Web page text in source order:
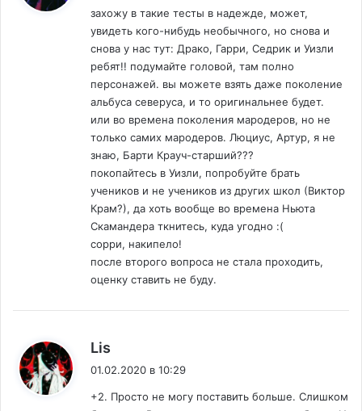
захожу в такие тесты в надежде, может,
увидеть кого-нибудь необычного, но снова и
снова у нас тут: Драко, Гарри, Седрик и Уизли
ребят!! подумайте головой, там полно
персонажей. вы можете взять даже поколение
альбуса северуса, и то оригинальнее будет.
или во времена поколения мародеров, но не
только самих мародеров. Люциус, Артур, я не
знаю, Барти Крауч-старший???
покопайтесь в Уизли, попробуйте брать
учеников и не учеников из других школ (Виктор
Крам?), да хоть вообще во времена Ньюта
Скамандера ткнитесь, куда угодно :(
сорри, накипело!
после второго вопроса не стала проходить,
оценку ставить не буду.
Lis
01.02.2020 в 10:29
+2. Просто не могу поставить больше. Слишком